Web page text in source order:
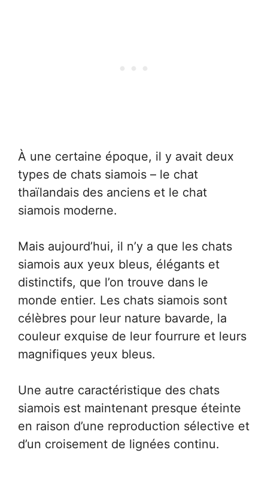
À une certaine époque, il y avait deux
types de chats siamois – le chat
thaïlandais des anciens et le chat
siamois moderne.
Mais aujourd’hui, il n’y a que les chats
siamois aux yeux bleus, élégants et
distinctifs, que l’on trouve dans le
monde entier. Les chats siamois sont
célèbres pour leur nature bavarde, la
couleur exquise de leur fourrure et leurs
magnifiques yeux bleus.
Une autre caractéristique des chats
siamois est maintenant presque éteinte
en raison d’une reproduction sélective et
d’un croisement de lignées continu.